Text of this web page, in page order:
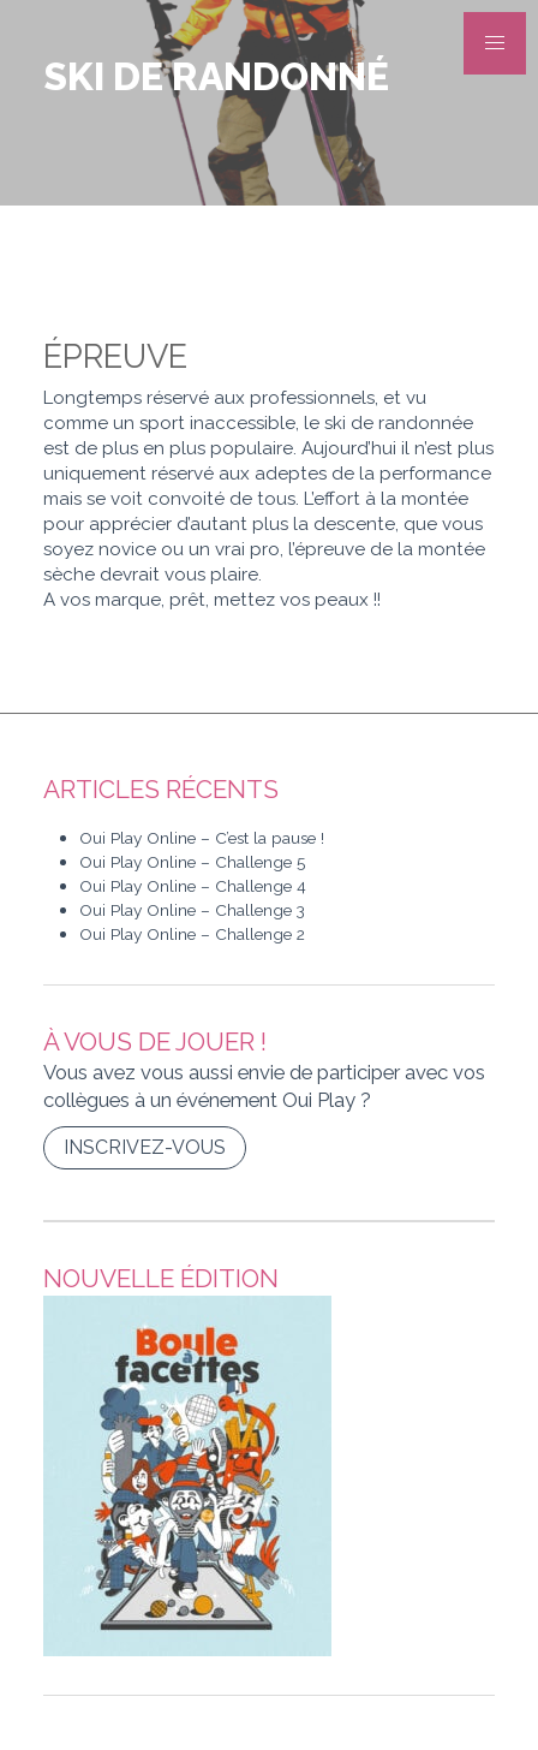
SKI DE RANDONNÉ
ARTICLES RÉCENTS
Oui Play Online – C’est la pause !
Oui Play Online – Challenge 5
Oui Play Online – Challenge 4
Oui Play Online – Challenge 3
Oui Play Online – Challenge 2
À VOUS DE JOUER !
Vous avez vous aussi envie de participer avec vos
collègues à un événement Oui Play ?
INSCRIVEZ-VOUS
NOUVELLE ÉDITION
ÉPREUVE
Longtemps réservé aux professionnels, et vu
comme un sport inaccessible, le ski de randonnée
est de plus en plus populaire. Aujourd’hui il n’est plus
uniquement réservé aux adeptes de la performance
mais se voit convoité de tous. L’effort à la montée
pour apprécier d’autant plus la descente, que vous
soyez novice ou un vrai pro, l’épreuve de la montée
sèche devrait vous plaire.
A vos marque, prêt, mettez vos peaux !!